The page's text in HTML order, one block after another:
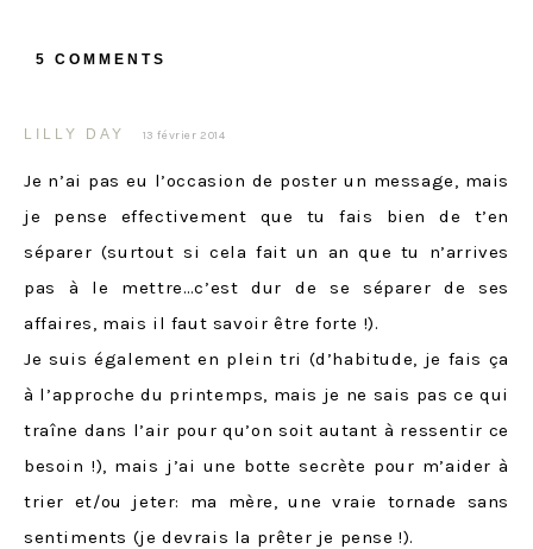
5 COMMENTS
LILLY DAY 13 février 2014
Je n’ai pas eu l’occasion de poster un message, mais
je pense effectivement que tu fais bien de t’en
séparer (surtout si cela fait un an que tu n’arrives
pas à le mettre…c’est dur de se séparer de ses
affaires, mais il faut savoir être forte !).
Je suis également en plein tri (d’habitude, je fais ça
à l’approche du printemps, mais je ne sais pas ce qui
traîne dans l’air pour qu’on soit autant à ressentir ce
besoin !), mais j’ai une botte secrète pour m’aider à
trier et/ou jeter: ma mère, une vraie tornade sans
sentiments (je devrais la prêter je pense !).